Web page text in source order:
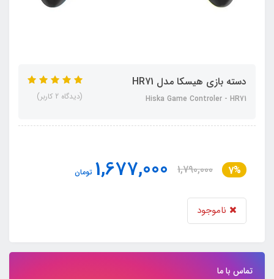
دسته بازی هیسکا مدل HR71
Hiska Game Controler - HR71 (دیدگاه 2 کاربر)
7%
1,790,000
1,677,000 تومان
ناموجود
تماس با ما